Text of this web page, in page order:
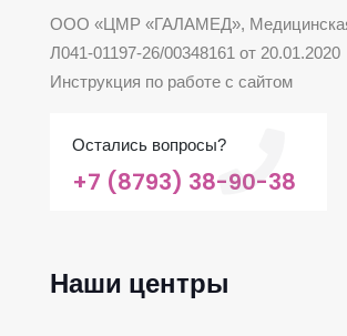
ООО «ЦМР «ГАЛАМЕД»,
Л041-01197-26/00348161 от 20.01.2020
Инструкция по работе с сайтом
Остались вопросы?
+7 (8793) 38-90-38
Наши центры